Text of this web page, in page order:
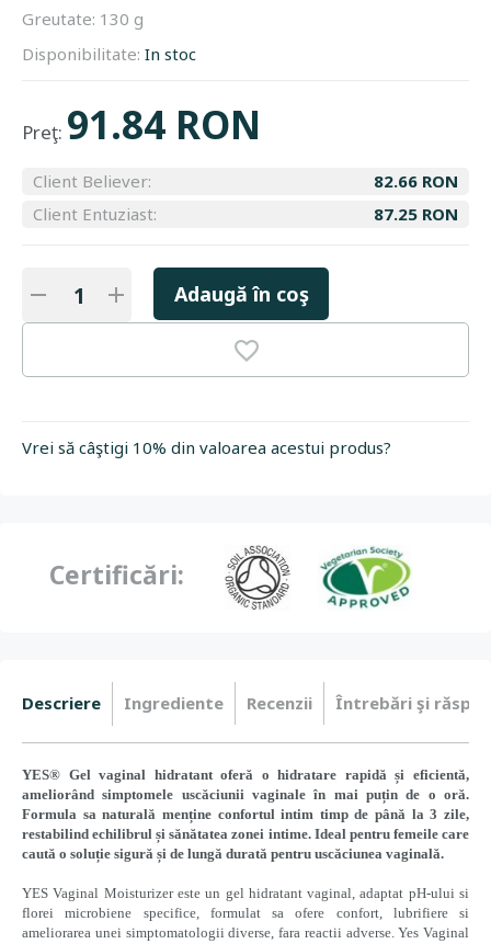
Greutate: 130 g
Disponibilitate: In stoc
Preţ: 91.84 RON
Client Believer:
82.66 RON
Client Entuziast:
87.25 RON
Adaugă în coş
Vrei să câştigi 10% din valoarea acestui produs?
Certificări:
Descriere Ingrediente Recenzii Întrebări şi
YES® Gel vaginal hidratant oferă o hidratare rapidă și eficientă,
ameliorând simptomele uscăciunii vaginale în mai puțin de o oră.
Formula sa naturală menține confortul intim timp de până la 3 zile,
restabilind echilibrul și sănătatea zonei intime. Ideal pentru femeile care
caută o soluție sigură și de lungă durată pentru uscăciunea vaginală.
YES Vaginal Moisturizer este un gel hidratant vaginal, adaptat pH-ului si
florei microbiene specifice, formulat sa ofere confort, lubrifiere si
ameliorarea unei simptomatologii diverse, fara reactii adverse. Yes Vaginal